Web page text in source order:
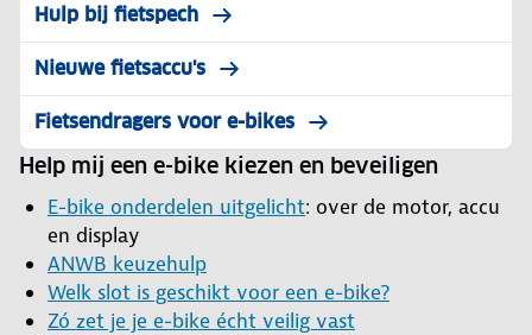
Hulp bij fietspech
Nieuwe fietsaccu's
Fietsendragers voor e-bikes
Help mij een e-bike kiezen en beveiligen
E-bike onderdelen uitgelicht: over de motor, accu
en display
ANWB keuzehulp
Welk slot is geschikt voor een e-bike?
Zó zet je je e-bike écht veilig vast